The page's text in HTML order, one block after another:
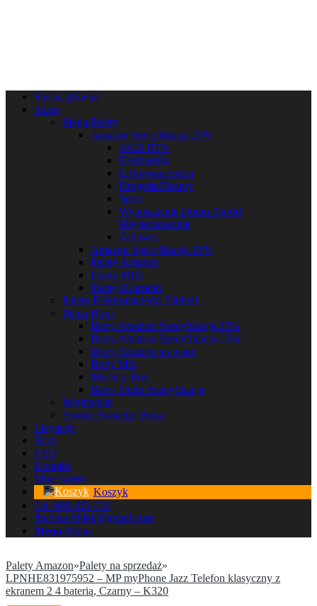
Strona główna
Sklep
Mega Palety
Amazon Specyfikacja 25%
AGD RTV
Elektronika
Elektronarzędzia
Drogeria/Beauty
Sport
Wyposażenie Domu Ogród
Majsterkowanie
Zabawki
Amazon Specyfikacja 15%
Palety Amazon
Palety MIX
Palety Klarstein
Palety Elektronarzędzi Einhell
Mega Boxy
Boxy Amazon Specyfikacja 25%
Boxy Amazon Specyfikacja 15%
Boxy Amazon na wagę
Boxy Mix
Mystery Box
Boxy Shein Specyfikacja
Wyprzedaż
Stwórz Swojego Boxa
Licytacje
Blog
FAQ
Kontakt
Moje konto
Koszyk
Tel. 609-311-734
fhudawidfilek@gmail.com
Menu Menu
Palety Amazon»Palety na sprzedaż»
LPNHE831975952 – MP myPhone Jazz Telefon klasyczny z
ekranem 2 4 baterią, Czarny – K320